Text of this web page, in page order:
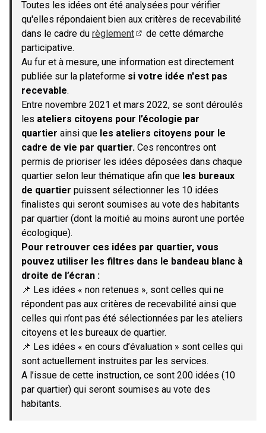
Toutes les idées ont été analysées pour vérifier
qu'elles répondaient bien aux critères de recevabilité
dans le cadre du règlement
de cette démarche
participative.
Au fur et à mesure, une information est directement
publiée sur la plateforme si votre idée n'est pas
recevable.
Entre novembre 2021 et mars 2022, se sont déroulés
les ateliers citoyens pour l’écologie par
quartier ainsi que les ateliers citoyens pour le
cadre de vie par quartier. Ces rencontres ont
permis de prioriser les idées déposées dans chaque
quartier selon leur thématique afin que les bureaux
de quartier puissent sélectionner les 10 idées
finalistes qui seront soumises au vote des habitants
par quartier (dont la moitié au moins auront une portée
écologique).
Pour retrouver ces idées par quartier, vous
pouvez utiliser les filtres dans le bandeau blanc à
droite de l’écran :
📌 Les idées « non retenues », sont celles qui ne
répondent pas aux critères de recevabilité ainsi que
celles qui n’ont pas été sélectionnées par les ateliers
citoyens et les bureaux de quartier.
📌 Les idées « en cours d’évaluation » sont celles qui
sont actuellement instruites par les services.
A l’issue de cette instruction, ce sont 200 idées (10
par quartier) qui seront soumises au vote des
habitants.